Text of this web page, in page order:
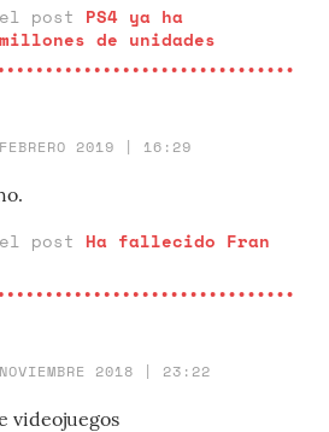
el post PS4 ya ha
de unidades
2019 | 16:29
el post Ha fallecido Fran
2018 | 23:22
videojuegos